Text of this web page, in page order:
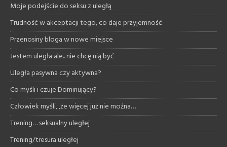
Moje podejście do seksu z uległą
Trudność w akceptacji tego, co daje przyjemność
Przenosiny bloga w nowe miejsce
Jestem uległa ale.. nie chcę nią być
Uległa pasywna czy aktywna?
Co myśli i czuje Dominujący?
Człowiek myśli, ,że więcej już nie można…
Trening… seksualny uległej
Trening/tresura uległej